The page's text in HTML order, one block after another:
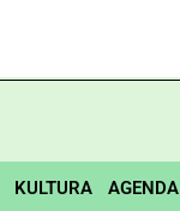
KULTURA AGENDA